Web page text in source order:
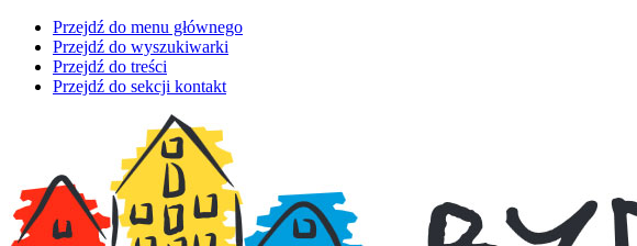
Przejdź do menu głównego
Przejdź do wyszukiwarki
Przejdź do treści
Przejdź do sekcji kontakt